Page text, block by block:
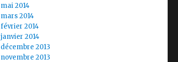
mai 2014
mars 2014
février 2014
janvier 2014
décembre 2013
novembre 2013